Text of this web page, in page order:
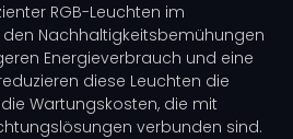
RGB-Leuchten im
Nachhaltigkeitsbemühungen
Energieverbrauch und eine
diese Leuchten die
Wartungskosten, die mit
verbunden sind.